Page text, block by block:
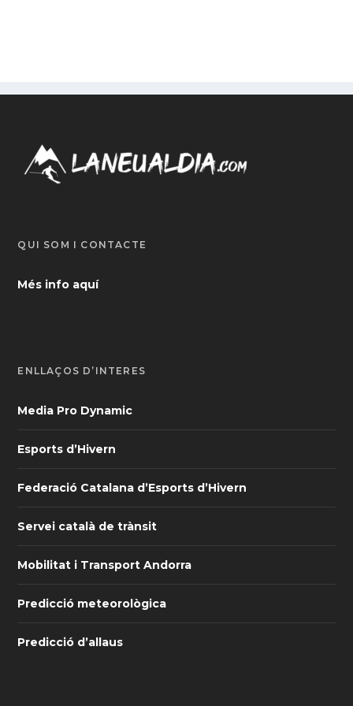
QUI SOM I CONTACTE
Més info aquí
ENLLAÇOS D’INTERÈS
Media Pro Dynamic
Esports d’Hivern
Federació Catalana d’Esports d’Hivern
Servei català de trànsit
Mobilitat i Transport Andorra
Predicció meteorològica
Predicció d’allaus